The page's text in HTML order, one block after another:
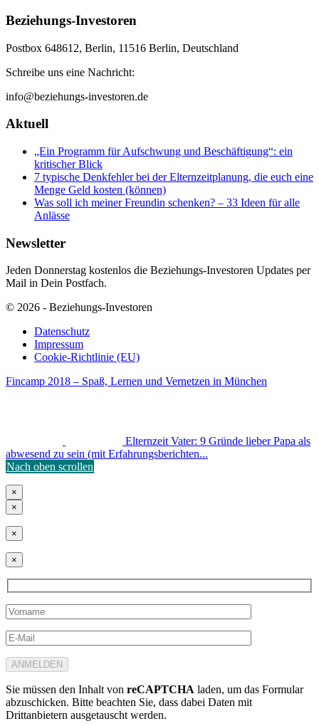
Beziehungs-Investoren
Postbox 648612, Berlin, 11516 Berlin, Deutschland
Schreibe uns eine Nachricht:
info@beziehungs-investoren.de
Aktuell
„Ein Programm für Aufschwung und Beschäftigung“: ein
kritischer Blick
7 typische Denkfehler bei der Elternzeitplanung, die euch eine
Menge Geld kosten (können)
Was soll ich meiner Freundin schenken? – 33 Ideen für alle
Anlässe
Newsletter
Jeden Donnerstag kostenlos die Beziehungs-Investoren Updates per
Mail in Dein Postfach.
© 2026 - Beziehungs-Investoren
Datenschutz
Impressum
Cookie-Richtlinie (EU)
Fincamp 2018 – Spaß, Lernen und Vernetzen in München
Elternzeit Vater: 9 Gründe lieber Papa als
abwesend zu sein (mit Erfahrungsberichten...
Nach oben scrollen
×
×
×
×
Sie müssen den Inhalt von reCAPTCHA laden, um das Formular
abzuschicken. Bitte beachten Sie, dass dabei Daten mit
Drittanbietern ausgetauscht werden.